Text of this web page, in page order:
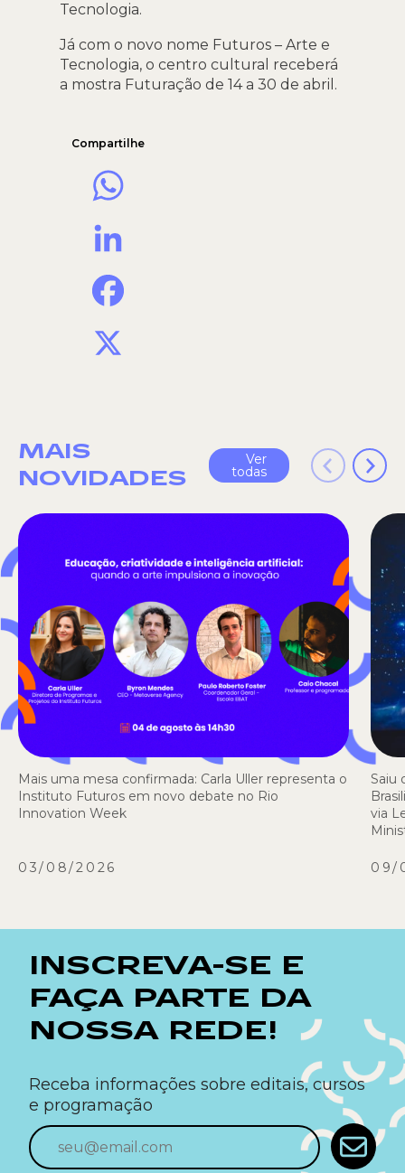
Tecnologia.
Já com o novo nome Futuros – Arte e
Tecnologia, o centro cultural receberá
a mostra Futuração de 14 a 30 de abril.
Compartilhe
MAIS
NOVIDADES
Ver
todas
Mais uma mesa confirmada: Carla Uller representa o
Instituto Futuros em novo debate no Rio
Innovation Week
03/08/2026
Saiu
via
09/
INSCREVA-SE E
FAÇA PARTE DA
NOSSA REDE!
Receba informações sobre editais, cursos
e programação